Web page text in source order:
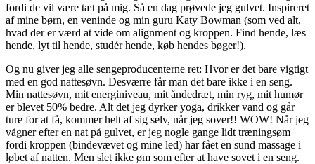
fordi de vil være tæt på mig. Så en dag prøvede jeg gulvet. Inspireret
af mine børn, en veninde og min guru Katy Bowman (som ved alt,
hvad der er værd at vide om alignment og kroppen. Find hende, læs
hende, lyt til hende, studér hende, køb hendes bøger!).
Og nu giver jeg alle sengeproducenterne ret: Hvor er det bare vigtigt
med en god nattesøvn. Desværre får man det bare ikke i en seng.
Min nattesøvn, mit energiniveau, mit åndedræt, min ryg, mit humør
er blevet 50% bedre. Alt det jeg dyrker yoga, drikker vand og går
ture for at få, kommer helt af sig selv, når jeg sover!! WOW! Når jeg
vågner efter en nat på gulvet, er jeg nogle gange lidt træningsøm
fordi kroppen (bindevævet og mine led) har fået en sund massage i
løbet af natten. Men slet ikke øm som efter at have sovet i en seng.